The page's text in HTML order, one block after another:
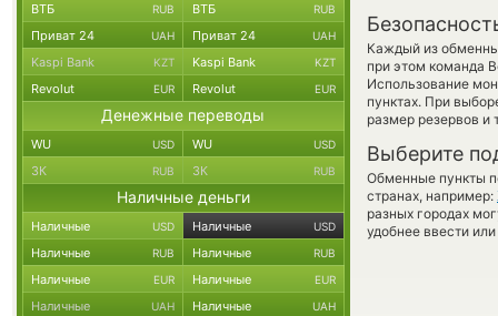
Каждый из
при этом команда
Использование
пунктах. При
размер резервов и
Выберите
Обменные пункты
странах, например:
разных городах
удобнее ввести
ВТБ RUB ВТБ RUB
Приват 24 UAH Приват 24 UAH
Kaspi Bank KZT Kaspi Bank KZT
Revolut EUR Revolut EUR
Денежные переводы
WU USD WU USD
ЗК RUB ЗК RUB
Наличные деньги
Наличные USD Наличные USD
Наличные RUB Наличные RUB
Наличные EUR Наличные EUR
Наличные UAH Наличные UAH